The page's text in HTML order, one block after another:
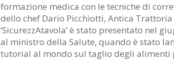
formazione medica con le tecniche di
dello chef Dario Picchiotti, Antica
‘SicurezzAtavola’ è stato presentato nel
al ministro della Salute, quando è stato
tutorial al mondo sul taglio degli alimenti